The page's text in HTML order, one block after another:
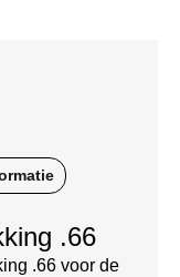
.66
.66 voor de